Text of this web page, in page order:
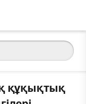
құқықтық